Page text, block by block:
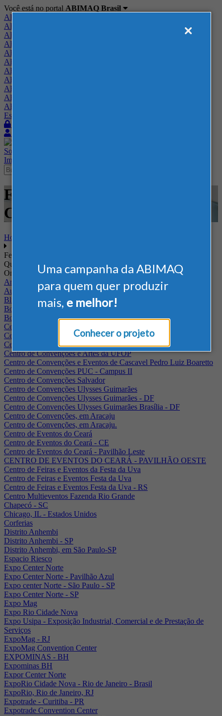
Uma campanha da ABIMAQ
para quem quer produzir
mais, e melhor!
Conhecer o projeto
Você está no portal ABIMAQ Brasil
ABIMAQ Brasil
ABIMAQ Minas Gerais
ABIMAQ Norte-Nordeste
ABIMAQ Paraná
ABIMAQ Piracicaba
ABIMAQ Ribeirão Preto
ABIMAQ Rio de Janeiro
ABIMAQ Rio Grande do Sul
ABIMAQ Santa Catarina
ABIMAQ São Paulo
ABIMAQ Vale do Paraíba
Escritório de Relações Governamentais
Sobre
Imprensa
Feiras - ExpoMag Convention
Center - - Agrícola
Home
Feiras
Quando
Onde
Arena Jaguariuna
Auditório Albano Franco - FIEPA
Blumenau - SC
BolognaFiere
Boulevard Olimpico - RJ
Centro Internacional de Convenções do Brasil, em Brasília
Centro de Convenções - SE
Centro de Convenções de Pernambuco - PE
Centro de Convenções e Artes da UFOP
Centro de Convenções e Eventos de Cascavel Pedro Luiz Boaretto
Centro de Convenções PUC - Campus II
Centro de Convenções Salvador
Centro de Convenções Ulysses Guimarães
Centro de Convenções Ulysses Guimarães - DF
Centro de Convenções Ulysses Guimarães Brasília - DF
Centro de Convenções, em Aracaju
Centro de Convenções, em Aracaju.
Centro de Eventos do Ceará
Centro de Eventos do Ceará - CE
Centro de Eventos do Ceará - Pavilhão Leste
CENTRO DE EVENTOS DO CEARÁ - PAVILHÃO OESTE
Centro de Feiras e Eventos da Festa da Uva
Centro de Feiras e Eventos Festa da Uva
Centro de Feiras e Eventos Festa da Uva - RS
Centro Multieventos Fazenda Rio Grande
Chapecó - SC
Chicago, IL - Estados Unidos
Corferias
Distrito Anhembi
Distrito Anhembi - SP
Distrito Anhembi, em São Paulo-SP
Espacio Riesco
Expo Center Norte
Expo Center Norte - Pavilhão Azul
Expo center Norte - São Paulo - SP
Expo Center Norte - SP
Expo Mag
Expo Rio Cidade Nova
Expo Usipa - Exposição Industrial, Comercial e de Prestação de
Serviços
ExpoMag - RJ
ExpoMag Convention Center
EXPOMINAS - BH
Expominas BH
Expor Center Norte
ExpoRio Cidade Nova - Rio de Janeiro - Brasil
ExpoRio, Rio de Janeiro, RJ
Expotrade - Curitiba - PR
Expotrade Convention Center